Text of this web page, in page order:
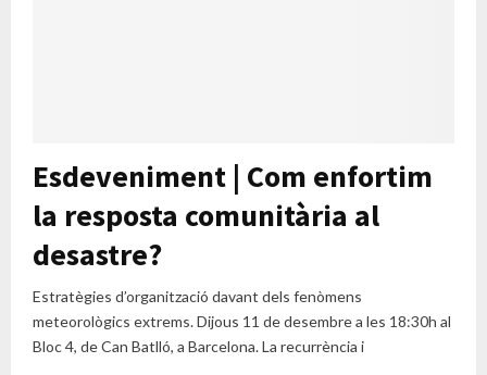
Esdeveniment | Com enfortim
la resposta comunitària al
desastre?
Estratègies d’organització davant dels fenòmens
meteorològics extrems. Dijous 11 de desembre a les 18:30h al
Bloc 4, de Can Batlló, a Barcelona. La recurrència i